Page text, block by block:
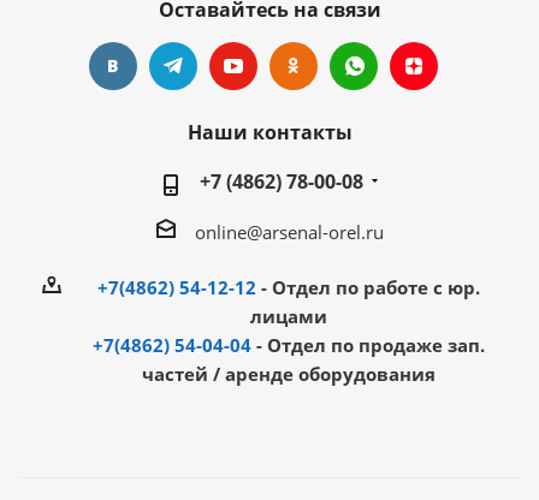
Оставайтесь на связи
Наши контакты
+7 (4862) 78-00-08
online@arsenal-orel.ru
+7(4862) 54-12-12 - Отдел по работе с юр.
лицами
+7(4862) 54-04-04 - Отдел по продаже зап.
частей / аренде оборудования